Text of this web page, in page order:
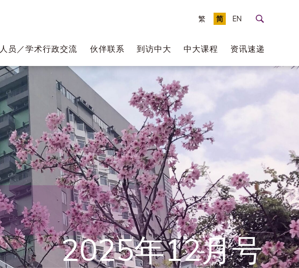
EN
繁 简
人员／学术行政交流 伙伴联系 到访中大 中大课程 资讯速递
2025年12月号